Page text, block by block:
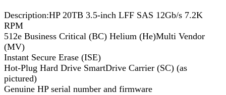
Description:HP 20TB 3.5-inch LFF SAS 12Gb/s 7.2K
RPM
512e Business Critical (BC) Helium (He)Multi Vendor
(MV)
Instant Secure Erase (ISE)
Hot-Plug Hard Drive SmartDrive Carrier (SC) (as
pictured)
Genuine HP serial number and firmware